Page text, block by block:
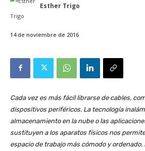
Esther Trigo
14 de noviembre de 2016
Cada vez es más fácil librarse de cables,
dispositivos periféricos. La tecnología
almacenamiento en la nube o las
sustituyen a los aparatos físicos nos
espacio de trabajo más cómodo y ordenado.